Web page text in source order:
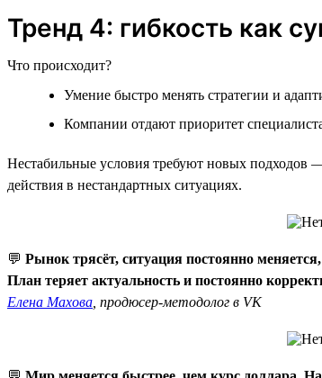
Тренд 4: гибкость как
Что происходит?
Умение быстро менять стратегии и
Компании отдают приоритет
Нестабильные условия требуют новых подходов
действия в нестандартных ситуациях.
💬 Рынок трясёт, ситуация постоянно
План теряет актуальность и постоянно
Елена Махова , продюсер-методолог в VK